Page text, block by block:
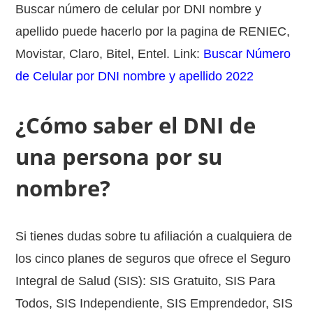
Buscar número de celular por DNI nombre y
apellido puede hacerlo por la pagina de RENIEC,
Movistar, Claro, Bitel, Entel. Link: Buscar Número
de Celular por DNI nombre y apellido 2022
¿Cómo saber el DNI de
una persona por su
nombre?
Si tienes dudas sobre tu afiliación a cualquiera de
los cinco planes de seguros que ofrece el Seguro
Integral de Salud (SIS): SIS Gratuito, SIS Para
Todos, SIS Independiente, SIS Emprendedor, SIS